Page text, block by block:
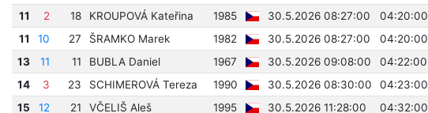
11
2 18 KROUPOVÁ Kateřina 1985 30.5.2026 08:27:00 04:20:00
11
10 27 ŠRAMKO Marek 1982 30.5.2026 08:27:00 04:20:00
13
11 11 BUBLA Daniel 1967 30.5.2026 09:08:00 04:22:00
14
3 23 SCHIMEROVÁ Tereza 1990 30.5.2026 08:30:00 04:23:00
15
12 21 VČELIŠ Aleš 1995 30.5.2026 11:28:00 04:32:00